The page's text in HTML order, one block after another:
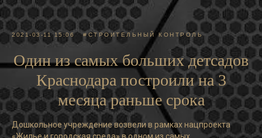
2021-03-11 15:06 #СТРОИТЕЛЬНЫЙ КОНТРОЛЬ
Один из самых больших детсадов
Краснодара построили на 3
месяца раньше срока
Дошкольное учреждение возвели в рамках нацпроекта